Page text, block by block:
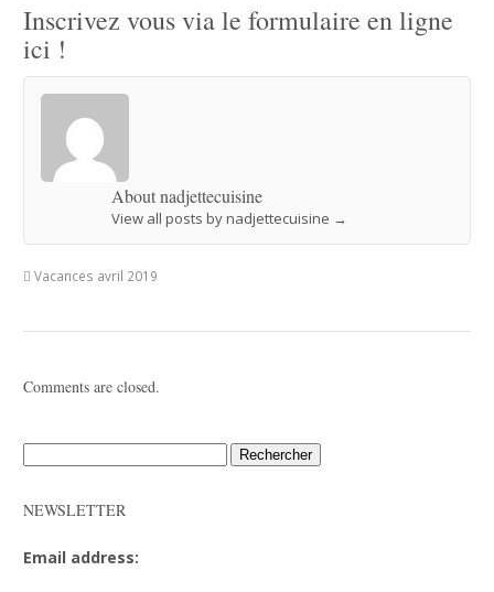
Inscrivez vous via le formulaire en ligne
ici !
About nadjettecuisine
View all posts by nadjettecuisine →
Vacances avril 2019
Comments are closed.
Rechercher :
NEWSLETTER
Email address: